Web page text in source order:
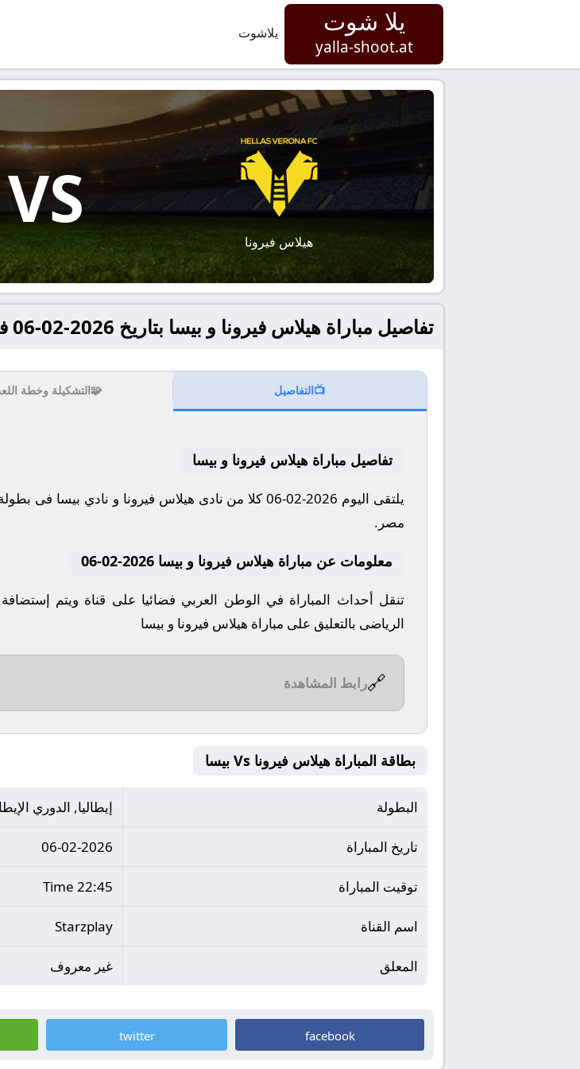
يلا شوت
yalla-shoot.at
يلاشوت
هيلاس فيرونا
VS
تفاصيل مباراة هيلاس فيرونا و بيسا بتاريخ 2026-02-06 في إيطاليا, الدوري الإيطالي
📺التفاصيل 🧩التشكيلة وخطة
تفاصيل مباراة هيلاس فيرونا و بيسا
مصر.
معلومات عن مباراة هيلاس فيرونا و بيسا 2026-02-06
تنقل أحداث المباراة في الوطن العربي فضائيا على قناة ويتم
الرياضى بالتعليق على مباراة هيلاس فيرونا و بيسا
🔗رابط المشاهدة
بطاقة المباراة هيلاس فيرونا Vs بيسا
البطولة إيطاليا, الدوري
تاريخ المباراة 06-02-2026
توقيت المباراة 22:45 Time
اسم القناة Starzplay
المعلق غير معروف
facebook
twitter